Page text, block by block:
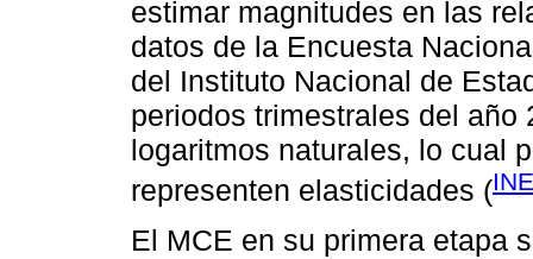
estimar magnitudes en las
datos de la Encuesta
del Instituto Nacional de
periodos trimestrales del
logaritmos naturales, lo cual
representen elasticidades (
El MCE en su primera etapa